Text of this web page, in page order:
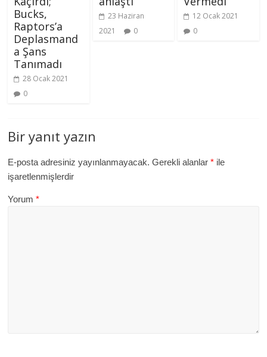
Bucks,
Raptors’a
Deplasmand
a Şans
Tanımadı
28 Ocak 2021
0
23 Haziran
2021
0
12 Ocak 2021
0
Bir yanıt yazın
E-posta adresiniz yayınlanmayacak. Gerekli alanlar* ile
işaretlenmişlerdir
Yorum*